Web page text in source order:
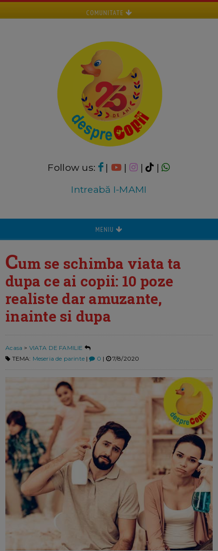
COMUNITATE
Follow us: | | |
|
Intreabă I-MAMI
MENIU
Cum se schimba viata ta
dupa ce ai copii: 10 poze
realiste dar amuzante,
inainte si dupa
Acasa > VIATA DE FAMILIE
TEMA: Meseria de parinte| 0 | 7/8/2020